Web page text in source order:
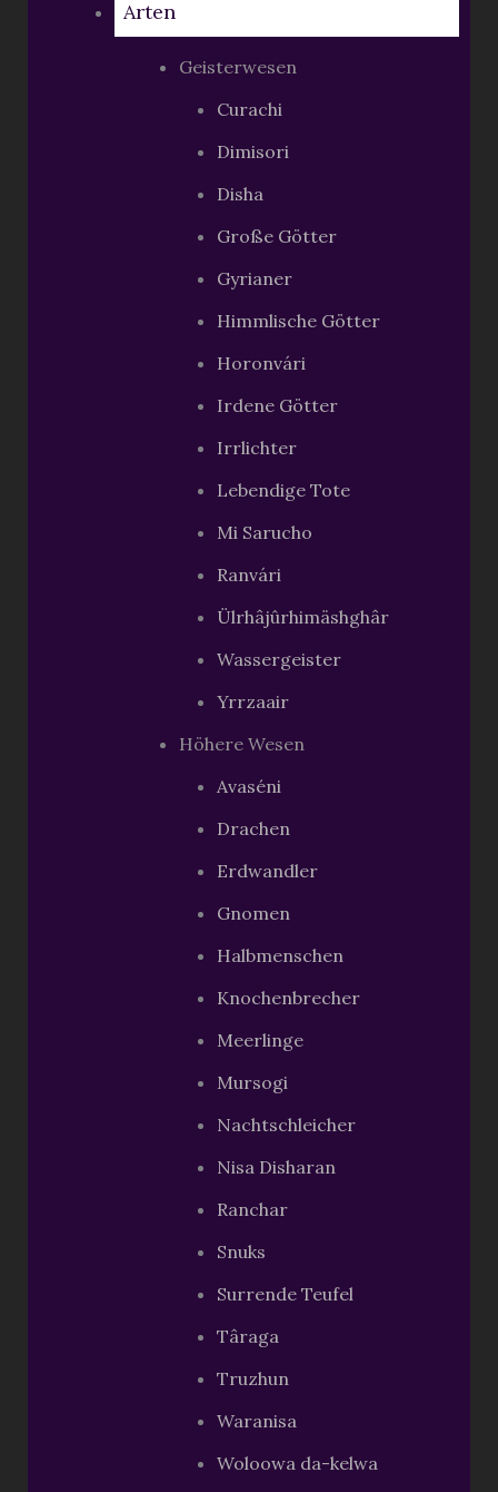
Arten
Geisterwesen
Curachi
Dimisori
Disha
Große Götter
Gyrianer
Himmlische Götter
Horonvári
Irdene Götter
Irrlichter
Lebendige Tote
Mi Sarucho
Ranvári
Ülrhâjûrhimäshghâr
Wassergeister
Yrrzaair
Höhere Wesen
Avaséni
Drachen
Erdwandler
Gnomen
Halbmenschen
Knochenbrecher
Meerlinge
Mursogi
Nachtschleicher
Nisa Disharan
Ranchar
Snuks
Surrende Teufel
Târaga
Truzhun
Waranisa
Woloowa da-kelwa